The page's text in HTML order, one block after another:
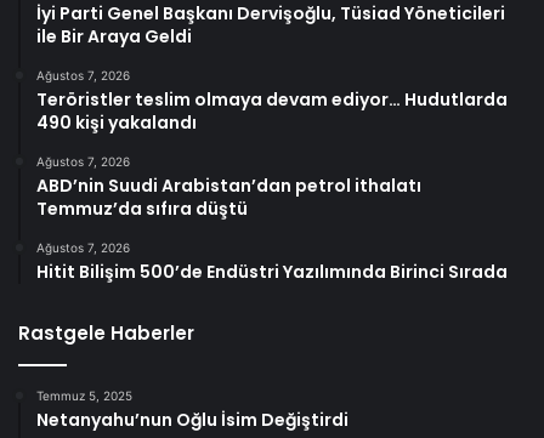
İyi Parti Genel Başkanı Dervişoğlu, Tüsiad Yöneticileri
ile Bir Araya Geldi
Ağustos 7, 2026
Teröristler teslim olmaya devam ediyor… Hudutlarda
490 kişi yakalandı
Ağustos 7, 2026
ABD’nin Suudi Arabistan’dan petrol ithalatı
Temmuz’da sıfıra düştü
Ağustos 7, 2026
Hitit Bilişim 500’de Endüstri Yazılımında Birinci Sırada
Rastgele Haberler
Temmuz 5, 2025
Netanyahu’nun Oğlu İsim Değiştirdi